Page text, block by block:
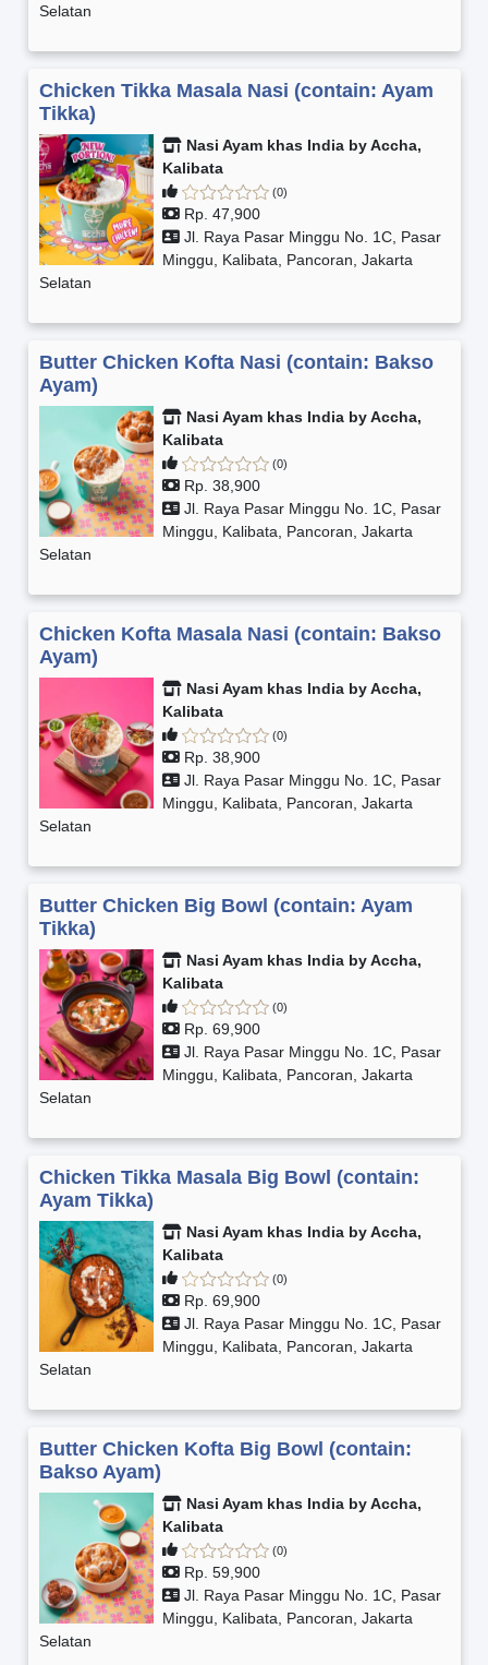
Selatan
Chicken Tikka Masala Nasi (contain: Ayam
Tikka)
Nasi Ayam khas India by Accha,
Kalibata
(0)
Rp. 47,900
Jl. Raya Pasar Minggu No. 1C, Pasar
Minggu, Kalibata, Pancoran, Jakarta
Selatan
Butter Chicken Kofta Nasi (contain: Bakso
Ayam)
Nasi Ayam khas India by Accha,
Kalibata
(0)
Rp. 38,900
Jl. Raya Pasar Minggu No. 1C, Pasar
Minggu, Kalibata, Pancoran, Jakarta
Selatan
Chicken Kofta Masala Nasi (contain: Bakso
Ayam)
Nasi Ayam khas India by Accha,
Kalibata
(0)
Rp. 38,900
Jl. Raya Pasar Minggu No. 1C, Pasar
Minggu, Kalibata, Pancoran, Jakarta
Selatan
Butter Chicken Big Bowl (contain: Ayam
Tikka)
Nasi Ayam khas India by Accha,
Kalibata
(0)
Rp. 69,900
Jl. Raya Pasar Minggu No. 1C, Pasar
Minggu, Kalibata, Pancoran, Jakarta
Selatan
Chicken Tikka Masala Big Bowl (contain:
Ayam Tikka)
Nasi Ayam khas India by Accha,
Kalibata
(0)
Rp. 69,900
Jl. Raya Pasar Minggu No. 1C, Pasar
Minggu, Kalibata, Pancoran, Jakarta
Selatan
Butter Chicken Kofta Big Bowl (contain:
Bakso Ayam)
Nasi Ayam khas India by Accha,
Kalibata
(0)
Rp. 59,900
Jl. Raya Pasar Minggu No. 1C, Pasar
Minggu, Kalibata, Pancoran, Jakarta
Selatan